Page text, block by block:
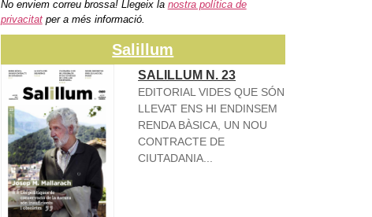
No enviem correu brossa! Llegeix la nostra política de
privacitatper a més informació.
Salillum
SALILLUM N. 23
EDITORIAL VIDES QUE SÓN
LLEVAT ENS HI ENDINSEM
RENDA BÀSICA, UN NOU
CONTRACTE DE
CIUTADANIA...